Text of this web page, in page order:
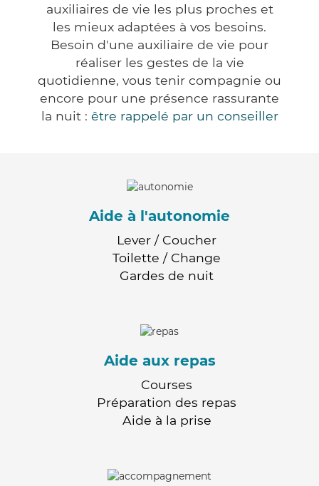
auxiliaires de vie les plus proches et
les mieux adaptées à vos besoins.
Besoin d'une auxiliaire de vie pour
réaliser les gestes de la vie
quotidienne, vous tenir compagnie ou
encore pour une présence rassurante
la nuit : être rappelé par un conseiller
Aide à l'autonomie
Lever / Coucher
Toilette / Change
Gardes de nuit
Aide aux repas
Courses
Préparation des repas
Aide à la prise